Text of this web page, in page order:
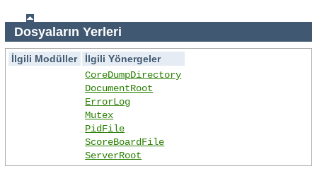
Dosyaların Yerleri
İlgili Modüller
İlgili Yönergeler
CoreDumpDirectory
DocumentRoot
ErrorLog
Mutex
PidFile
ScoreBoardFile
ServerRoot